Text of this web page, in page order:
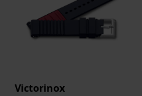
Victorinox